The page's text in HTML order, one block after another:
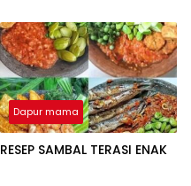
Dapur mama
RESEP SAMBAL TERASI ENAK